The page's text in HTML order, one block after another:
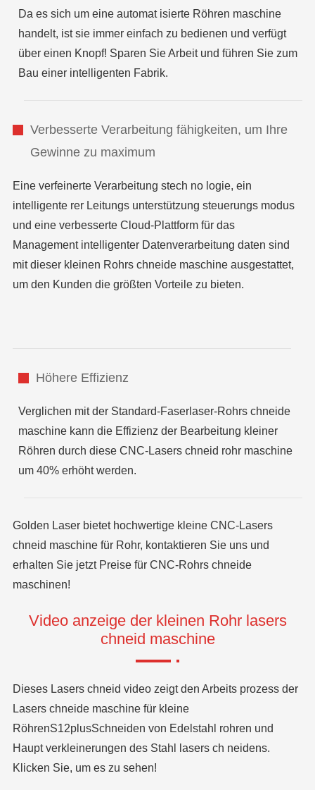
Da es sich um eine automat isierte Röhren maschine
handelt, ist sie immer einfach zu bedienen und verfügt
über einen Knopf! Sparen Sie Arbeit und führen Sie zum
Bau einer intelligenten Fabrik.
Verbesserte Verarbeitung fähigkeiten, um Ihre
Gewinne zu maximum
Eine verfeinerte Verarbeitung stech no logie, ein
intelligente rer Leitungs unterstützung steuerungs modus
und eine verbesserte Cloud-Plattform für das
Management intelligenter Datenverarbeitung daten sind
mit dieser kleinen Rohrs chneide maschine ausgestattet,
um den Kunden die größten Vorteile zu bieten.
Höhere Effizienz
Verglichen mit der Standard-Faserlaser-Rohrs chneide
maschine kann die Effizienz der Bearbeitung kleiner
Röhren durch diese CNC-Lasers chneid rohr maschine
um 40% erhöht werden.
Golden Laser bietet hochwertige kleine CNC-Lasers
chneid maschine für Rohr, kontaktieren Sie uns und
erhalten Sie jetzt Preise für CNC-Rohrs chneide
maschinen!
Video anzeige der kleinen Rohr lasers
chneid maschine
Dieses Lasers chneid video zeigt den Arbeits prozess der
Lasers chneide maschine für kleine
RöhrenS12plusSchneiden von Edelstahl rohren und
Haupt verkleinerungen des Stahl lasers ch neidens.
Klicken Sie, um es zu sehen!